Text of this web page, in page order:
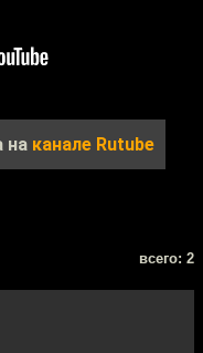
на канале Rutube
всего: 2